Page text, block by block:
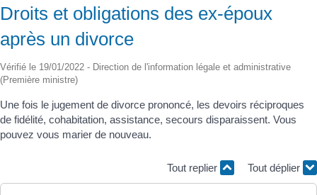
Droits et obligations des ex-époux
après un divorce
Vérifié le 19/01/2022 - Direction de l'information légale et administrative
(Première ministre)
Une fois le jugement de divorce prononcé, les devoirs réciproques
de fidélité, cohabitation, assistance, secours disparaissent. Vous
pouvez vous marier de nouveau.
Tout replier Tout déplier